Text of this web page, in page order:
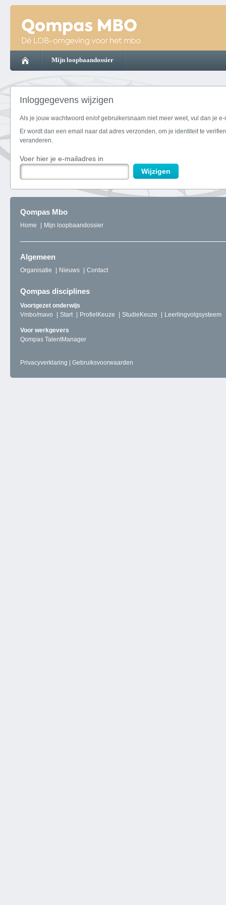
Mijn loopbaandossier
Inloggegevens wijzigen
Als je jouw wachtwoord en/of gebruikersnaam niet meer weet, vul dan je
Er wordt dan een email naar dat adres verzonden, om je identiteit te
veranderen.
Voer hier je e-mailadres in
Wijzigen
Qompas Mbo
Home Mijn loopbaandossier
Algemeen
Organisatie Nieuws Contact
Qompas disciplines
Voortgezet onderwijs
Vmbo/mavo
Start ProfielKeuze StudieKeuze Leerlingvolgsysteem
Voor werkgevers
Qompas TalentManager
Privacyverklaring Gebruiksvoorwaarden